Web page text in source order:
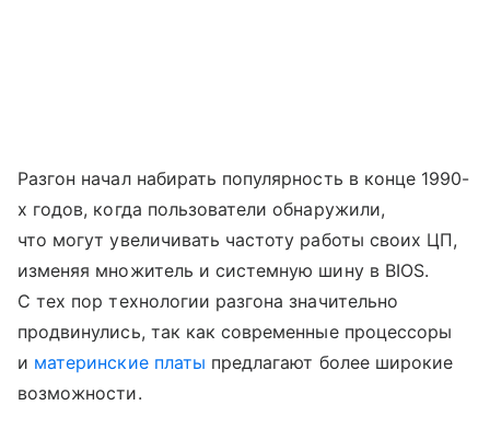
Разгон начал набирать популярность в конце 1990-
х годов, когда пользователи обнаружили,
что могут увеличивать частоту работы своих ЦП,
изменяя множитель и системную шину в BIOS.
С тех пор технологии разгона значительно
продвинулись, так как современные процессоры
и материнские платы предлагают более широкие
возможности.